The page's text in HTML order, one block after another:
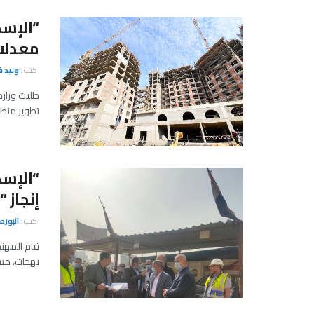
كتب :وليد
طلبت
تطوير
كتب :
قام
بهجات،